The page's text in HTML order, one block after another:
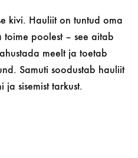
kivi. Hauliit on tuntud oma
poolest – see aitab
meelt ja toetab
Samuti soodustab hauliit
ja sisemist tarkust.